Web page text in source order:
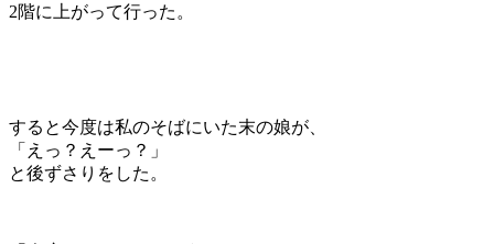
2階に上がって行った。
すると今度は私のそばにいた末の娘が、
「えっ？えーっ？」
と後ずさりをした。